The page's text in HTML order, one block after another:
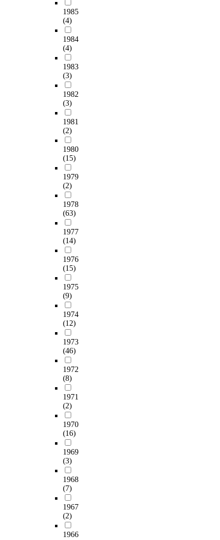
1985
(4)
1984
(4)
1983
(3)
1982
(3)
1981
(2)
1980
(15)
1979
(2)
1978
(63)
1977
(14)
1976
(15)
1975
(9)
1974
(12)
1973
(46)
1972
(8)
1971
(2)
1970
(16)
1969
(3)
1968
(7)
1967
(2)
1966